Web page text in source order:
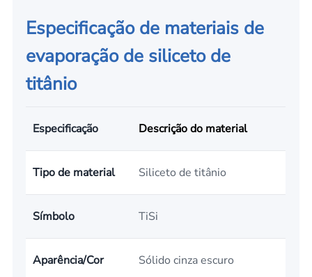
Especificação de materiais de
evaporação de siliceto de
titânio
Especificação Descrição do material
Tipo de material Siliceto de titânio
Símbolo TiSi
Aparência/Cor Sólido cinza escuro